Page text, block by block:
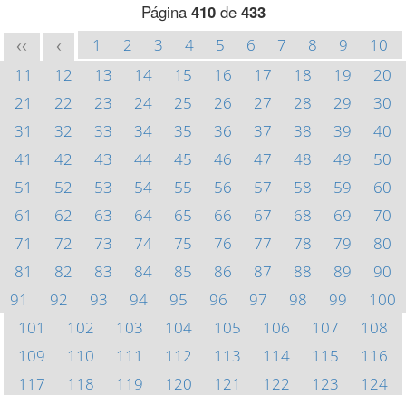
Página 410de 433
<< < 1 2 3 4 5 6 7 8 9
10
11
12 13 14 15 16 17 18 19
20
21
22 23 24 25 26 27 28 29
30
31
32 33 34 35 36 37 38 39
40
41
42 43 44 45 46 47 48 49
50
51
52 53 54 55 56 57 58 59
60
61
62 63 64 65 66 67 68 69
70
71
72 73 74 75 76 77 78 79
80
81
82 83 84 85 86 87 88 89
90
91
92 93 94 95 96 97 98 99
100
101
102 103 104 105 106 107
108
109
110 111 112 113 114 115
116
117
118 119 120 121 122 123
124